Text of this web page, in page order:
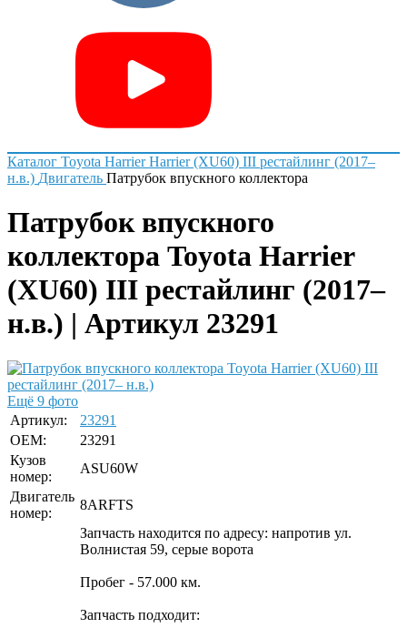
Каталог Toyota Harrier Harrier (XU60) III рестайлинг (2017–
н.в.) Двигатель Патрубок впускного коллектора
Патрубок впускного
коллектора Toyota Harrier
(XU60) III рестайлинг (2017–
н.в.) | Артикул 23291
Ещё 9 фото
Артикул:
23291
OEM:
23291
Кузов
номер:
ASU60W
Двигатель
номер:
8ARFTS
Запчасть находится по адресу: напротив ул.
Волнистая 59, серые ворота
Пробег - 57.000 км.
Запчасть подходит: